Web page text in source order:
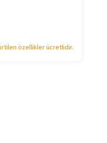
özellikler ücretlidir.